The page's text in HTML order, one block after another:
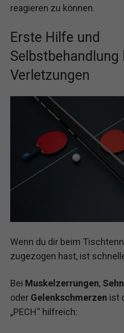
reagieren zu können.
Erste Hilfe und
Selbstbehandlung
Verletzungen
Wenn du dir beim
zugezogen hast, ist
Bei Muskelzerrungen,
oder Gelenkschmerzen ist
„PECH“ hilfreich: